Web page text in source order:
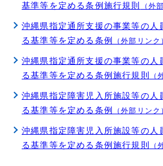
基準等を定める条例施行規則
（外
沖縄県指定通所支援の事業等の人
る基準等を定める条例
（外部リンク
沖縄県指定通所支援の事業等の人
る基準等を定める条例施行規則
（
沖縄県指定障害児入所施設等の人
る基準等を定める条例
（外部リンク
沖縄県指定障害児入所施設等の人
る基準等を定める条例施行規則
（